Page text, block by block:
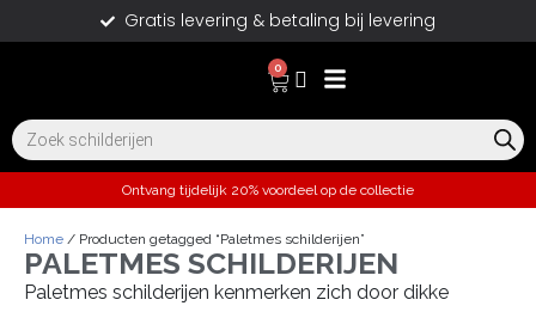
Gratis levering & betaling bij levering
0
Ontvang tijdelijk 20% voordeel op de collectie
Home / Producten getagged “Paletmes schilderijen”
PALETMES SCHILDERIJEN
Paletmes schilderijen kenmerken zich door dikke